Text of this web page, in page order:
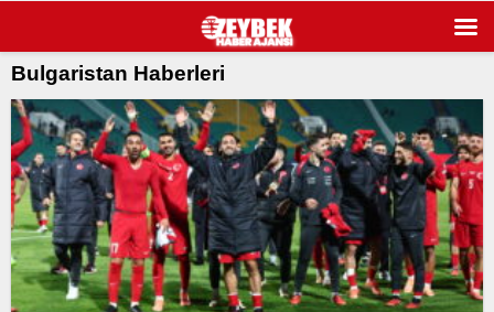
Bulgaristan Haberleri